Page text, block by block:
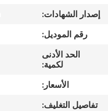
جولة
المعمل
الجودة
إصدار الشهادات:
رقم الموديل:
الحد الأدنى
لكمية:
الأسعار:
تفاصيل التغليف: